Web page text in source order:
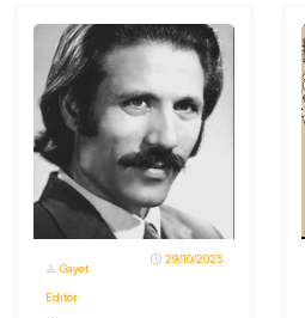
Gayet
Editör
29/10/2025